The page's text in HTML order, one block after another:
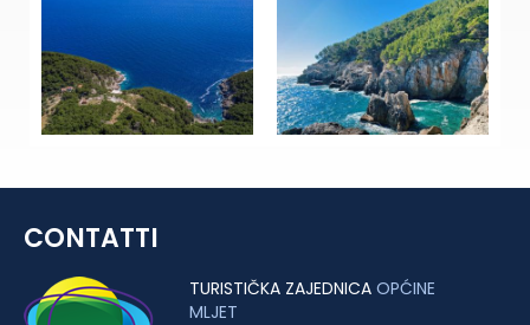
CONTATTI
TURISTIČKA ZAJEDNICA OPĆINE
MLJET